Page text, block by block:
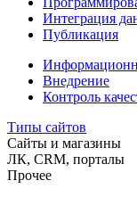
Интеграция
Публикация
Внедрение
Контроль
Типы сайтов
Сайты и магазины
ЛК, CRM, порталы
Прочее